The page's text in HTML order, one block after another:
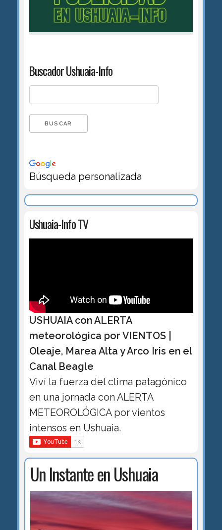
Buscador Ushuaia-Info
Búsqueda personalizada
Ushuaia-Info TV
USHUAIA con ALERTA
meteorológica por VIENTOS |
Oleaje, Marea Alta y Arco Iris en el
Canal Beagle
Viví la fuerza del clima patagónico
en una jornada con ALERTA
METEOROLÓGICA por vientos
intensos en Ushuaia.
Un Instante en Ushuaia